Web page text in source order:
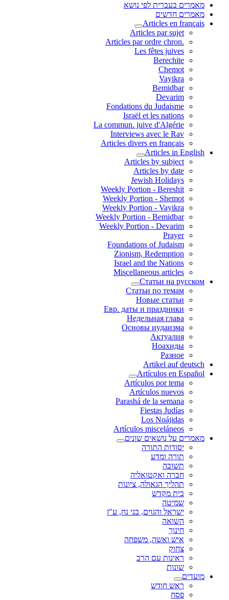
מאמרים בעברית לפי נושא
מאמרים חדשים
Articles en français
Articles par sujet
.Articles par ordre chron
Les fêtes juives
Berechite
Chemot
Vayikra
Bemidbar
Devarim
Fondations du Judaisme
Israël et les nations
La commun. juive d'Algérie
Interviews avec le Rav
Articles divers en français
Articles in English
Articles by subject
Articles by date
Jewish Holidays
Weekly Portion - Bereshit
Weekly Portion - Shemot
Weekly Portion - Vayikra
Weekly Portion - Bemidbar
Weekly Portion - Devarim
Prayer
Foundations of Judaism
Zionism, Redemption
Israel and the Nations
Miscellaneous articles
Статьи на русском
Статьи по темам
Новые статьи
Евр. даты и праздники
Недельная глава
Основы иудаизма
Актуалия
Ноахиды
Разное
Artikel auf deutsch
Artículos en Español
Artículos por tema
Artículos nuevos
Parashá de la semana
Fiestas Judías
Los Noájidas
Artículos misceláneos
מאמרים על נושאים שונים
יסודות התורה
תורה ומדע
תשובה
חברה ואקטואליה
תהליך הגאולה, ציונות
בית מקדש
שמיטה
ישראל והגוים, בני נח, ע"ז
השואה
חינוך
איש ואשה, משפחה
צחוק
ראינות עם הרב
שונות
מועדים
ראש חודש
פסח